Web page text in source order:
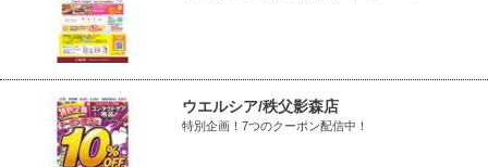
ウエルシア/秩父影森店
特別企画！7つのクーポン配信中！